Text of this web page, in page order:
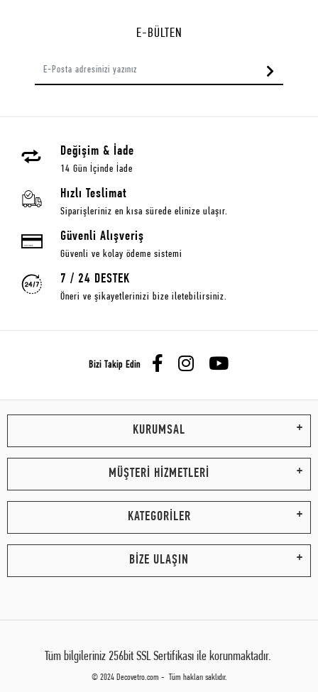
E-BÜLTEN
Değişim & İade
14 Gün İçinde İade
Hızlı Teslimat
Siparişleriniz en kısa sürede elinize ulaşır.
Güvenli Alışveriş
Güvenli ve kolay ödeme sistemi
7 / 24 DESTEK
Öneri ve şikayetlerinizi bize iletebilirsiniz.
Bizi Takip Edin
KURUMSAL
MÜŞTERİ HİZMETLERİ
KATEGORİLER
BİZE ULAŞIN
Tüm bilgileriniz 256bit SSL Sertifikası ile korunmaktadır.
© 2024 Decovetro.com - Tüm hakları saklıdır.